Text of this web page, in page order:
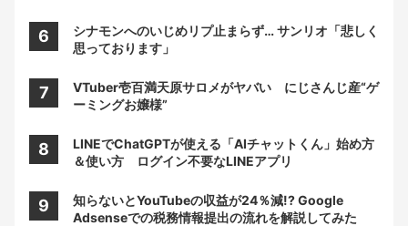
シナモンへのいじめリプ止まらず… サンリオ「悲しく
思っております」
VTuber壱百満天原サロメがヤバい にじさんじ産“ゲ
ーミングお嬢様”
LINEでChatGPTが使える「AIチャットくん」始め方
＆使い方 ログイン不要なLINEアプリ
知らないとYouTubeの収益が24％減!? Google
Adsenseでの税務情報提出の流れを解説してみた